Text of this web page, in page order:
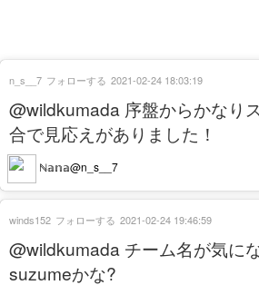
@wildkumada 序盤からかなり
合で見応えがありました！
ℕ𝕒𝕟𝕒@n_s__7
n_s__7 フォローする 2021-02-24 18:03:19
@wildkumada チーム名が気に
suzumeかな?
winds152 フォローする 2021-02-24 19:46:59